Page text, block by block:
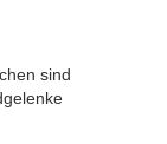
sind